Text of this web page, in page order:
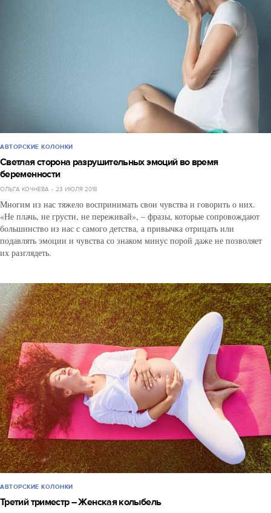
АВТОРСКИЕ КОЛОНКИ
Светлая сторона разрушительных эмоций во время
беременности
ОЛЬГА КОЧНЕВА 23 ИЮЛЯ 2018
Многим из нас тяжело воспринимать свои чувства и говорить о них.
«Не плачь, не грусти, не переживай», – фразы, которые сопровождают
большинство из нас с самого детства, а привычка отрицать или
подавлять эмоции и чувства со знаком минус порой даже не позволяет
их разглядеть.
АВТОРСКИЕ КОЛОНКИ
Третий триместр – Женская колыбель